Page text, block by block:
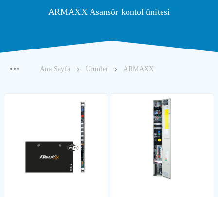
ARMAXX Asansör kontol ünitesi
Ana Sayfa Ürünler ARMAXX